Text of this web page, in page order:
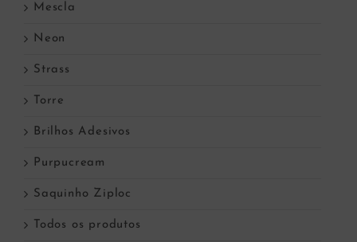
Mescla
Neon
Strass
Torre
Brilhos Adesivos
Purpucream
Saquinho Ziploc
Todos os produtos